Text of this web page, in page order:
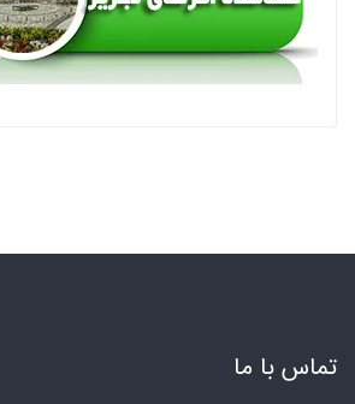
تماس با ما